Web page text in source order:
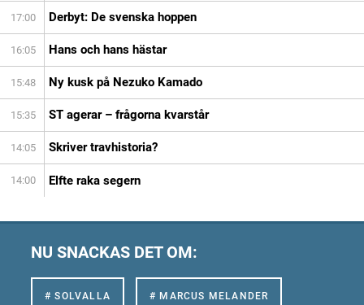
17:00 Derbyt: De svenska hoppen
16:05 Hans och hans hästar
15:48 Ny kusk på Nezuko Kamado
15:35 ST agerar – frågorna kvarstår
14:05 Skriver travhistoria?
14:00 Elfte raka segern
NU SNACKAS DET OM:
# SOLVALLA # MARCUS MELANDER